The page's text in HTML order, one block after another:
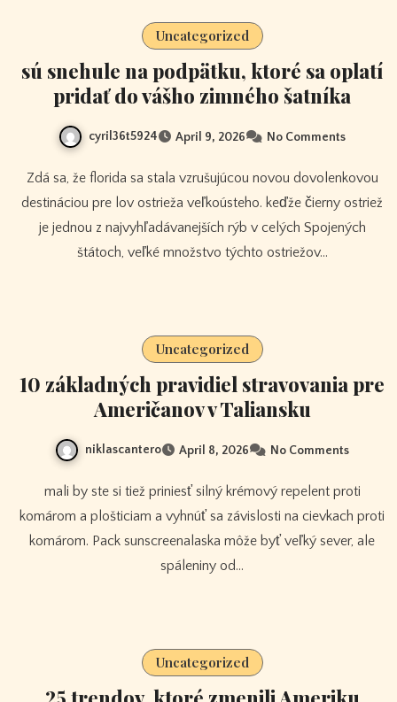
Uncategorized
sú snehule na podpätku, ktoré sa oplatí
pridať do vášho zimného šatníka
cyril36t5924 April 9, 2026 No Comments
Zdá sa, že florida sa stala vzrušujúcou novou dovolenkovou
destináciou pre lov ostrieža veľkoústeho. keďže čierny ostriež
je jednou z najvyhľadávanejších rýb v celých Spojených
štátoch, veľké množstvo týchto ostriežov…
Uncategorized
10 základných pravidiel stravovania pre
Američanov v Taliansku
niklascantero April 8, 2026 No Comments
mali by ste si tiež priniesť silný krémový repelent proti
komárom a plošticiam a vyhnúť sa závislosti na cievkach proti
komárom. Pack sunscreenalaska môže byť veľký sever, ale
spáleniny od…
Uncategorized